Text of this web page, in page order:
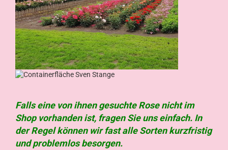
Falls eine von ihnen gesuchte Rose nicht im
Shop vorhanden ist, fragen Sie uns einfach. In
der Regel können wir fast alle Sorten kurzfristig
und problemlos besorgen.